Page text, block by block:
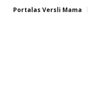
Portalas Versli Mama